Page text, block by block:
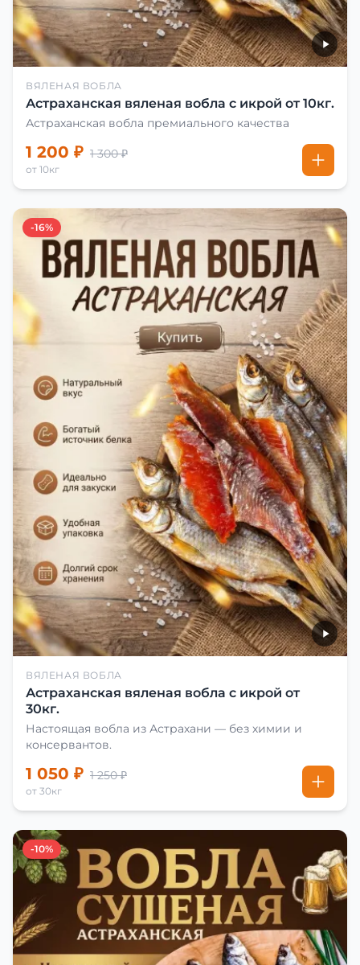
ВЯЛЕНАЯ ВОБЛА
Астраханская вяленая вобла с икрой от 10кг.
Астраханская вобла премиального качества
1 200 ₽ 1 300 ₽
от 10кг
-16%
ВЯЛЕНАЯ ВОБЛА
Астраханская вяленая вобла с икрой от
30кг.
Настоящая вобла из Астрахани — без химии и
консервантов.
1 050 ₽ 1 250 ₽
от 30кг
-10%